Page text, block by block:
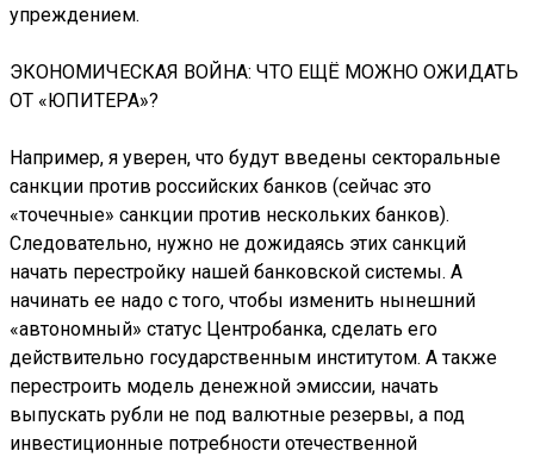
упреждением.
ЭКОНОМИЧЕСКАЯ ВОЙНА: ЧТО ЕЩЁ МОЖНО ОЖИДАТЬ
ОТ «ЮПИТЕРА»?
Например, я уверен, что будут введены секторальные
санкции против российских банков (сейчас это
«точечные» санкции против нескольких банков).
Следовательно, нужно не дожидаясь этих санкций
начать перестройку нашей банковской системы. А
начинать ее надо с того, чтобы изменить нынешний
«автономный» статус Центробанка, сделать его
действительно государственным институтом. А также
перестроить модель денежной эмиссии, начать
выпускать рубли не под валютные резервы, а под
инвестиционные потребности отечественной